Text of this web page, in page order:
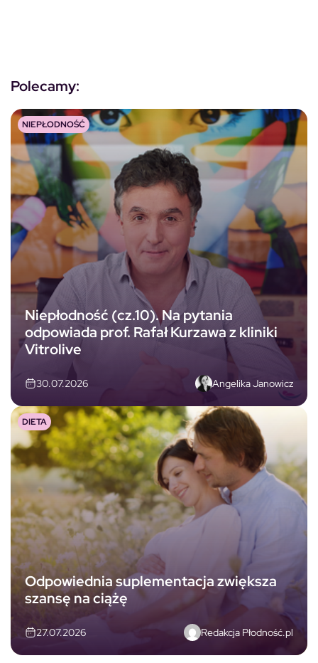
Polecamy:
Niepłodność (cz.10). Na pytania
odpowiada prof. Rafał Kurzawa z kliniki
Vitrolive
30.07.2026 Angelika Janowicz
NIEPŁODNOŚĆ
Odpowiednia suplementacja zwiększa
szansę na ciążę
27.07.2026 Redakcja Płodność.pl
DIETA